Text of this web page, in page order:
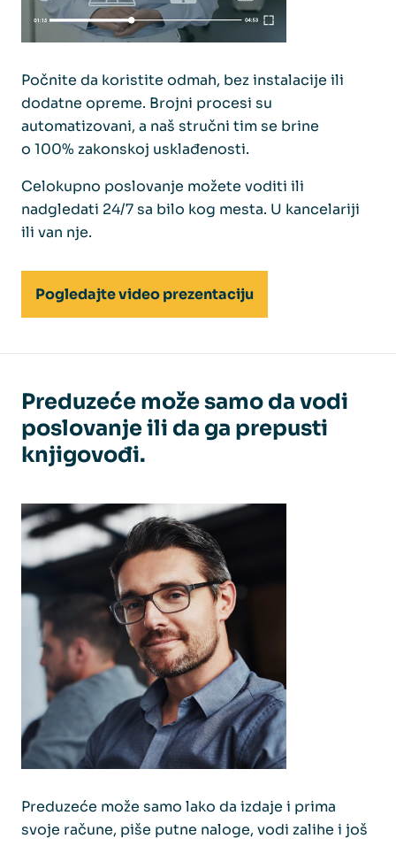
Počnite da koristite odmah, bez instalacije ili
dodatne opreme. Brojni procesi su
automatizovani, a naš stručni tim se brine
o 100% zakonskoj usklađenosti.
Celokupno poslovanje možete voditi ili
nadgledati 24/7 sa bilo kog mesta. U kancelariji
ili van nje.
Pogledajte video prezentaciju
Preduzeće može samo da vodi
poslovanje ili da ga prepusti
knjigovođi.
Preduzeće može samo lako da izdaje i prima
svoje račune, piše putne naloge, vodi zalihe i još